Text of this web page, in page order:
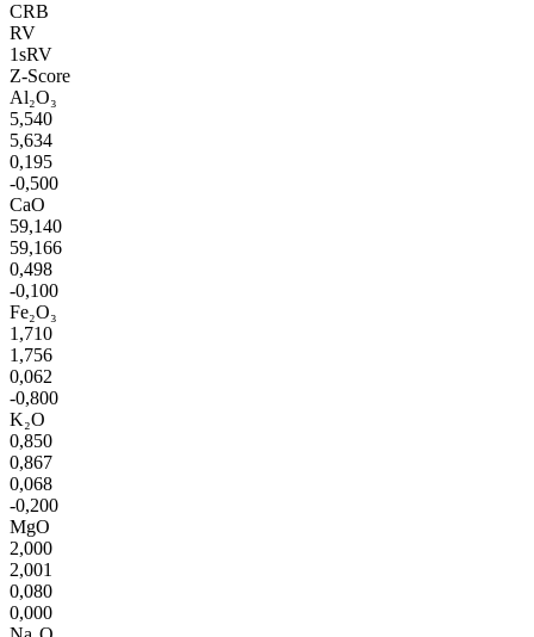
CRB
RV
1sRV
Z-Score
Al₂O₃
5,540
5,634
0,195
-0,500
CaO
59,140
59,166
0,498
-0,100
Fe₂O₃
1,710
1,756
0,062
-0,800
K₂O
0,850
0,867
0,068
-0,200
MgO
2,000
2,001
0,080
0,000